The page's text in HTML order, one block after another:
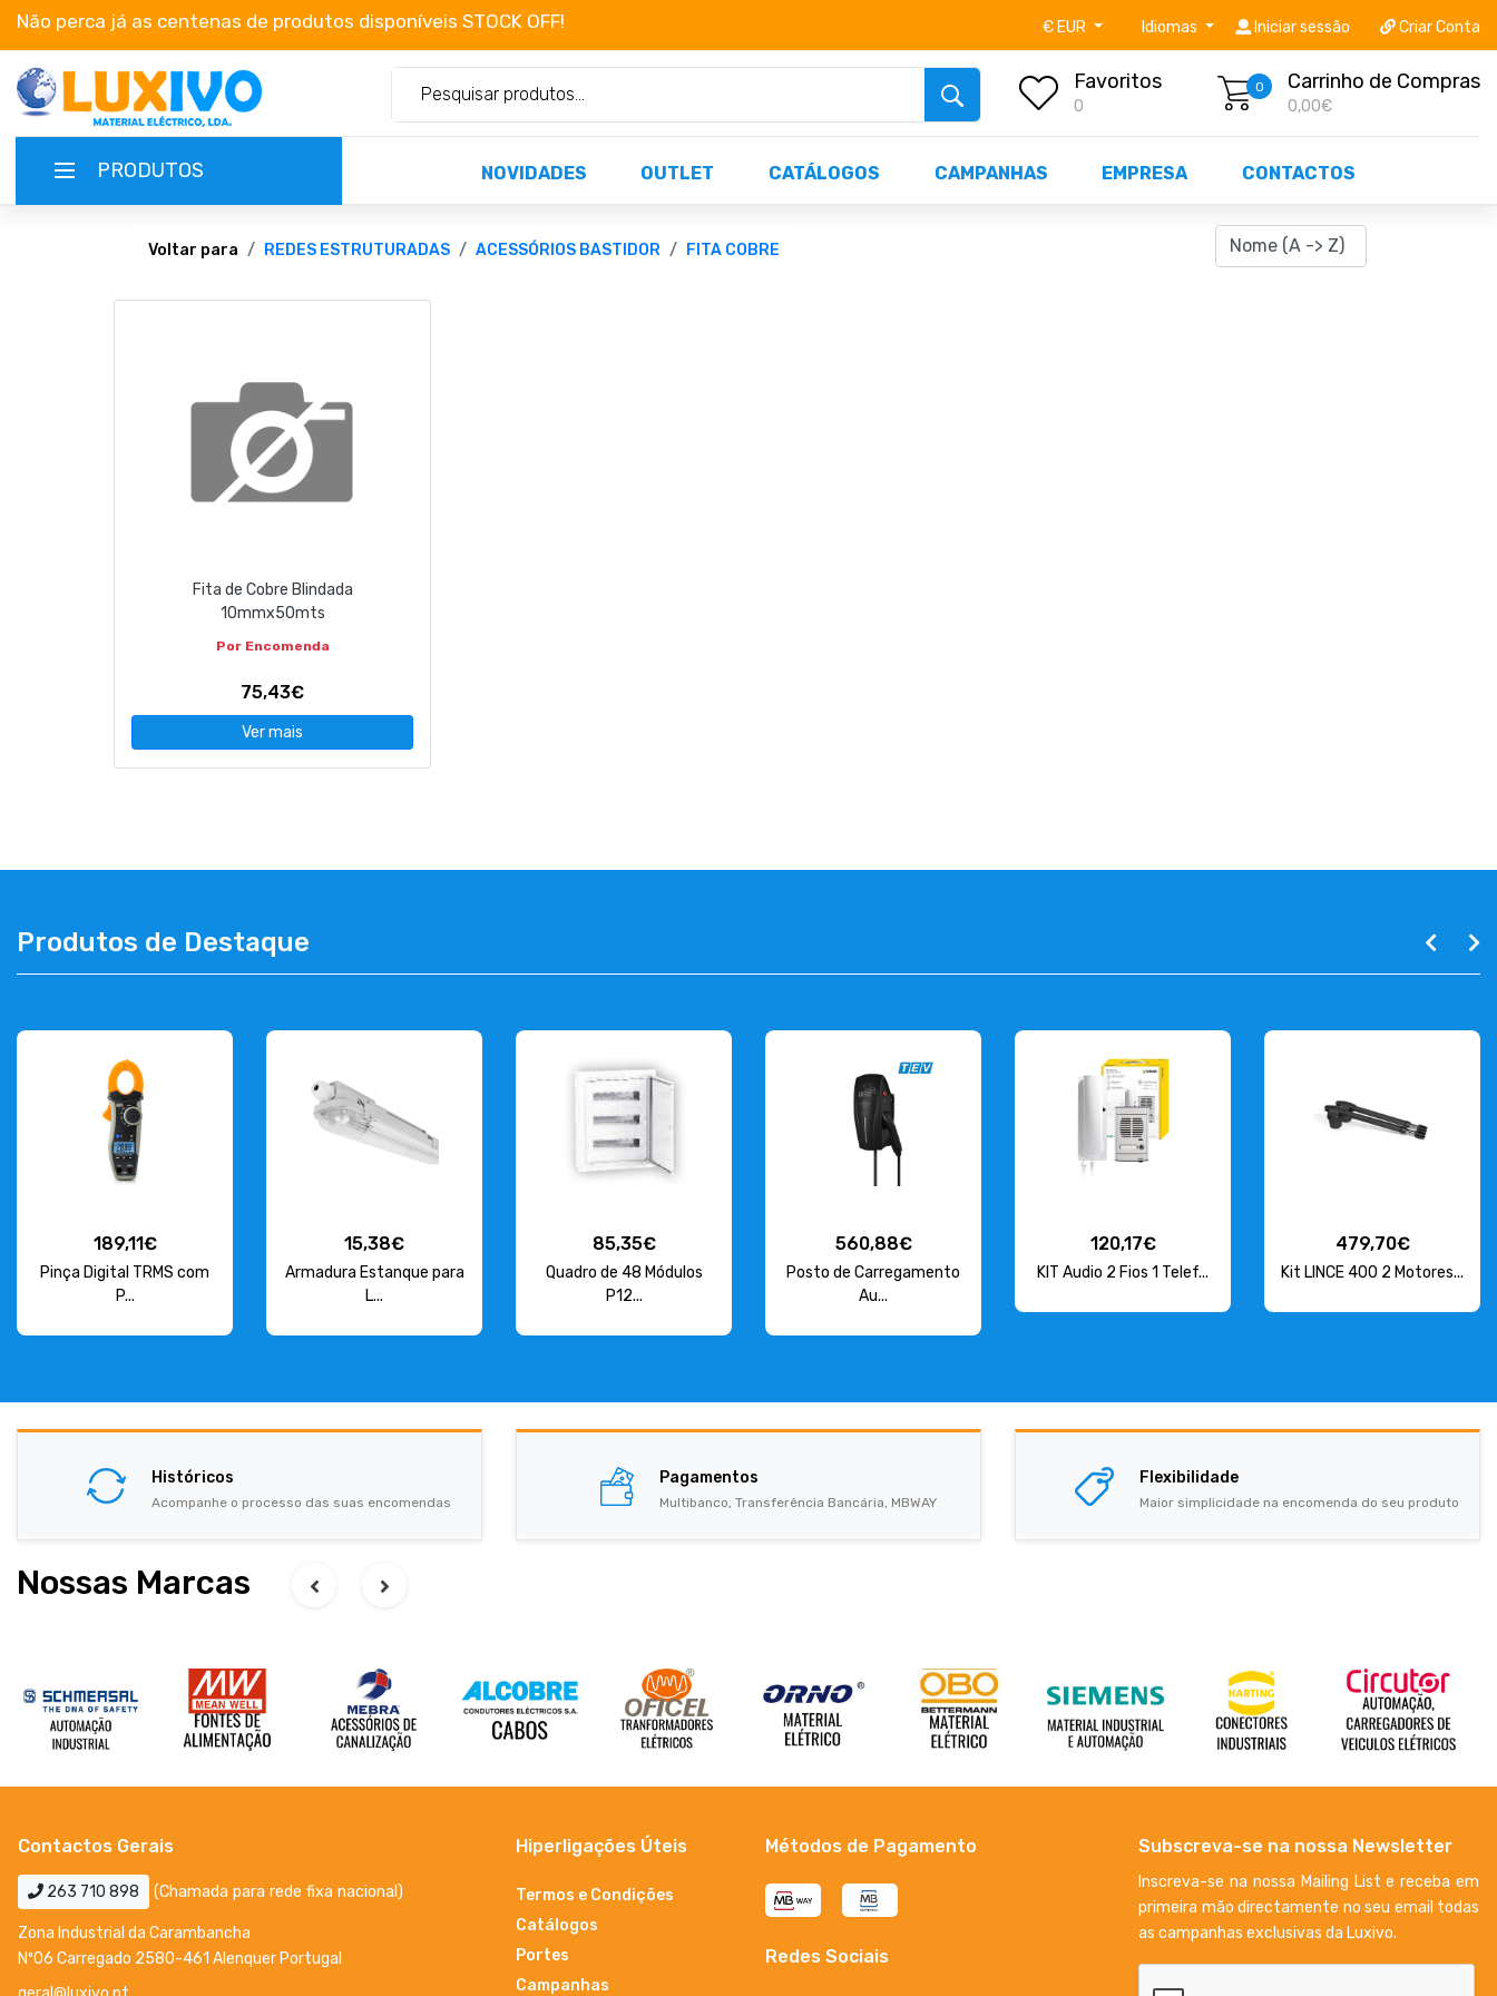
Não perca já as centenas de produtos disponíveis STOCK OFF! Não perca já as centenas de produtos disponíveis STOCK OFF! Não perca já as centenas de
€ EUR Idiomas Iniciar sessão Criar Conta
Favoritos
0
0 Carrinho de Compras
0,00€
PRODUTOS NOVIDADES OUTLET CATÁLOGOS CAMPANHAS EMPRESA CONTACTOS
TERMOS E CONDIÇÕES
geral@luxivo.pt
Voltar para REDES ESTRUTURADAS ACESSÓRIOS BASTIDOR FITA COBRE
Fita de Cobre Blindada
10mmx50mts
Por Encomenda
75,43€
Ver mais
Produtos de Destaque
189,11€
Pinça Digital TRMS com
P...
15,38€
Armadura Estanque para
L...
85,35€
Quadro de 48 Módulos
P12...
560,88€
Posto de Carregamento
Au...
120,17€
KIT Audio 2 Fios 1 Telef...
479,70€
Kit LINCE 400 2 Motores...
Históricos
Acompanhe o processo das suas encomendas
Pagamentos
Multibanco, Transferência Bancária, MBWAY
Flexibilidade
Maior simplicidade na encomenda do seu produto
Nossas Marcas
Contactos Gerais
263 710 898 (Chamada para rede fixa nacional)
Zona Industrial da Carambancha
Nº06 Carregado 2580-461 Alenquer Portugal
Hiperligações Úteis
Termos e Condições
Catálogos
Portes
Campanhas
Métodos de Pagamento
Redes Sociais
Subscreva-se na nossa Newsletter
Inscreva-se na nossa Mailing List e receba em
primeira mão directamente no seu email todas
as campanhas exclusivas da Luxivo.